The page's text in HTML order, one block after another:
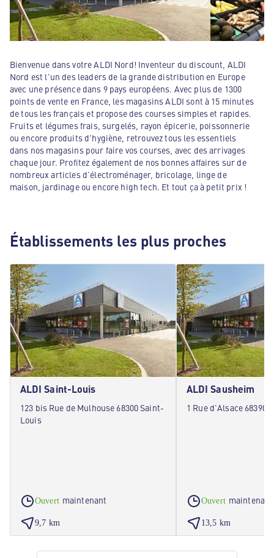
Bienvenue dans votre ALDI Nord! Inventeur du discount, ALDI
Nord est l'un des leaders de la grande distribution en Europe
avec une présence dans 9 pays européens. Avec plus de 1300
points de vente en France, les magasins ALDI sont à 15 minutes
de tous les français et propose des courses simples et rapides.
Fruits et légumes frais, surgelés, rayon épicerie, poissonnerie
ou encore produits d'hygiène, retrouvez tous les essentiels
dans nos magasins pour faire vos courses, avec des arrivages
chaque jour. Profitez également de nos bonnes affaires sur de
nombreux articles d'électroménager, bricolage, linge de
maison, jardinage ou encore high tech. Et tout ça à petit prix !
Établissements les plus proches
ALDI Saint-Louis
123 bis Rue de Mulhouse 68300 Saint-
Louis
Ouvert maintenant
9,7 km
ALDI Sausheim
1 Rue d'Alsace 68390
Ouvert maintenant
13,5 km